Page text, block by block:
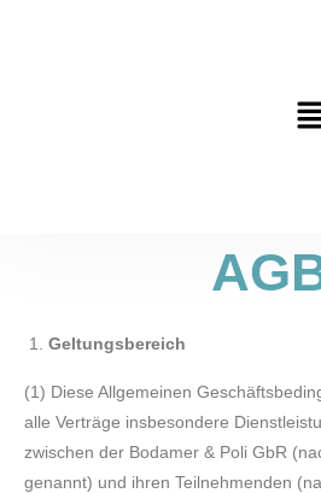
Geltungsbereich
(1) Diese Allgemeinen
alle Verträge insbesondere
zwischen der Bodamer & Poli GbR
genannt) und ihren Teilnehmenden